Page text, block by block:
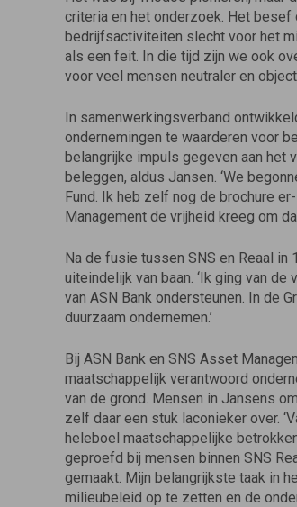
criteria en het onderzoek. Het
bedrijfsactiviteiten slecht voor het
als een feit. In die tijd zijn we ook
voor veel mensen neutraler en
In samenwerkingsverband
ondernemingen te waarderen voor
belangrijke impuls gegeven aan het
beleggen, aldus Jansen. ‘We
Fund. Ik heb zelf nog de brochure
Management de vrijheid kreeg om
Na de fusie tussen SNS en Reaal in
uiteindelijk van baan. ‘Ik ging van
van ASN Bank ondersteunen. In de
duurzaam ondernemen.’
Bij ASN Bank en SNS Asset
maatschappelijk verantwoord
van de grond. Mensen in Jansens
zelf daar een stuk laconieker over.
heleboel maatschappelijke
geproefd bij mensen binnen SNS
gemaakt. Mijn belangrijkste taak in
milieubeleid op te zetten en de